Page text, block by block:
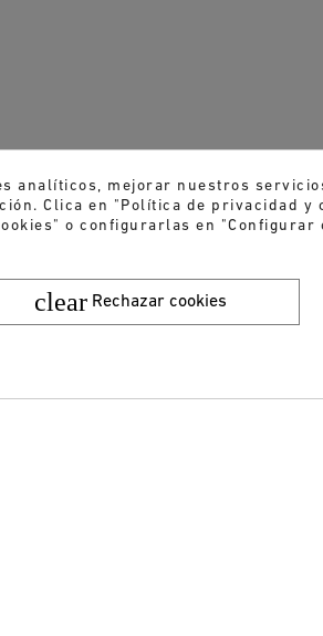
analíticos, mejorar nuestros
Clica en "Política de privacidad y
o configurarlas en "Configurar
clear Rechazar cookies